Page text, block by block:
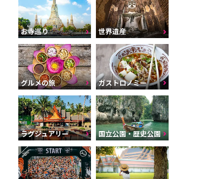
お寺巡り 世界遺産
グルメの旅 ガストロノミー
ラグジュアリー 国立公園・歴史公園